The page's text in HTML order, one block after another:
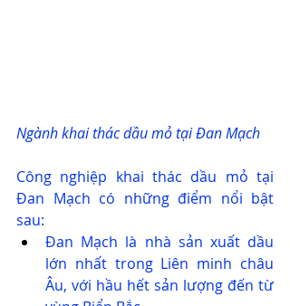
Ngành khai thác dầu mỏ tại Đan Mạch
Công nghiệp khai thác dầu mỏ tại
Đan Mạch có những điểm nổi bật
sau:
Đan Mạch là nhà sản xuất dầu
lớn nhất trong Liên minh châu
Âu, với hầu hết sản lượng đến từ